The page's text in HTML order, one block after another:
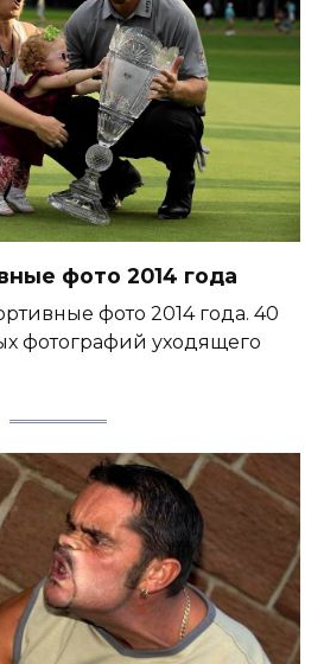
фото 2014 года
фото 2014 года. 40
фотографий уходящего